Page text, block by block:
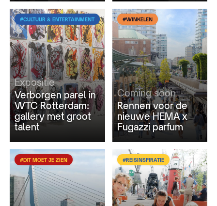
#CULTUUR & ENTERTAINMENT
Expositie
Verborgen parel in
WTC Rotterdam:
gallery met groot
talent
#WINKELEN
Coming soon
Rennen voor de
nieuwe HEMA x
Fugazzi parfum
#DIT MOET JE ZIEN #REISINSPIRATIE